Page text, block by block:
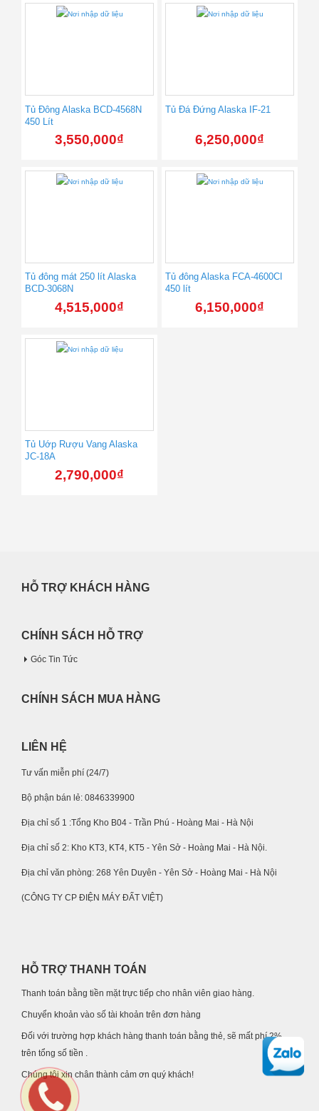
Tủ Đông Alaska BCD-4568N
450 Lít
3,550,000₫
Tủ Đá Đứng Alaska IF-21
6,250,000₫
Tủ đông mát 250 lít Alaska
BCD-3068N
4,515,000₫
Tủ đông Alaska FCA-4600CI
450 lít
6,150,000₫
Tủ Uớp Rượu Vang Alaska
JC-18A
2,790,000₫
HỖ TRỢ KHÁCH HÀNG
CHÍNH SÁCH HỖ TRỢ
Góc Tin Tức
CHÍNH SÁCH MUA HÀNG
LIÊN HỆ
Tư vấn miễn phí (24/7)
Bộ phận bán lẻ: 0846339900
Địa chỉ số 1 :Tổng Kho B04 - Trần Phú - Hoàng Mai - Hà Nội
Địa chỉ số 2: Kho KT3, KT4, KT5 - Yên Sở - Hoàng Mai - Hà Nội.
Địa chỉ văn phòng: 268 Yên Duyên - Yên Sở - Hoàng Mai - Hà Nội
(CÔNG TY CP ĐIỆN MÁY ĐẤT VIỆT)
HỖ TRỢ THANH TOÁN
Thanh toán bằng tiền mặt trực tiếp cho nhân viên giao hàng.
Chuyển khoản vào số tài khoản trên đơn hàng
Đối với trường hợp khách hàng thanh toán bằng thẻ, sẽ mất phí 2%
trên tổng số tiền .
Chúng tôi xin chân thành cảm ơn quý khách!